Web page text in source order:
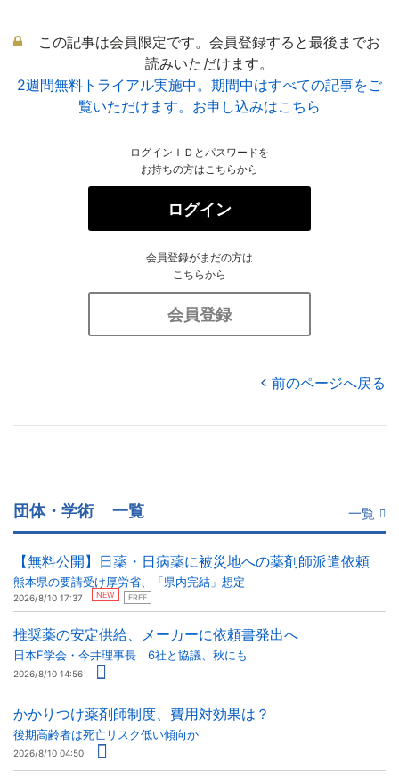
この記事は会員限定です。会員登録すると最後までお
読みいただけます。
2週間無料トライアル実施中。期間中はすべての記事をご
覧いただけます。お申し込みはこちら
ログインＩＤとパスワードを
お持ちの方はこちらから
ログイン
会員登録がまだの方は
こちらから
会員登録
前のページへ戻る
団体・学術 一覧 一覧
【無料公開】日薬・日病薬に被災地への薬剤師派遣依頼
熊本県の要請受け厚労省、「県内完結」想定
2026/8/10 17:37 NEW FREE
推奨薬の安定供給、メーカーに依頼書発出へ
日本F学会・今井理事長 6社と協議、秋にも
2026/8/10 14:56
かかりつけ薬剤師制度、費用対効果は？
後期高齢者は死亡リスク低い傾向か
2026/8/10 04:50